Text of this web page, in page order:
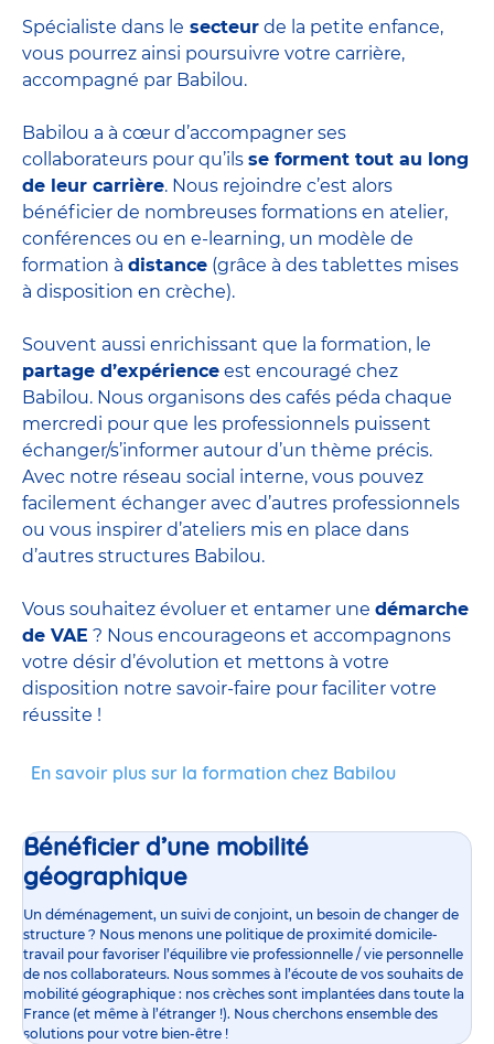
Spécialiste dans le secteur de la petite enfance,
vous pourrez ainsi poursuivre votre carrière,
accompagné par Babilou.
Babilou a à cœur d’accompagner ses
collaborateurs pour qu’ils se forment tout au long
de leur carrière. Nous rejoindre c’est alors
bénéficier de nombreuses formations en atelier,
conférences ou en e-learning, un modèle de
formation à distance (grâce à des tablettes mises
à disposition en crèche).
Souvent aussi enrichissant que la formation, le
partage d’expérience est encouragé chez
Babilou. Nous organisons des cafés péda chaque
mercredi pour que les professionnels puissent
échanger/s’informer autour d’un thème précis.
Avec notre réseau social interne, vous pouvez
facilement échanger avec d’autres professionnels
ou vous inspirer d’ateliers mis en place dans
d’autres structures Babilou.
Vous souhaitez évoluer et entamer une démarche
de VAE ? Nous encourageons et accompagnons
votre désir d’évolution et mettons à votre
disposition notre savoir-faire pour faciliter votre
réussite !
En savoir plus sur la formation chez Babilou
Bénéficier d’une mobilité
géographique
Un déménagement, un suivi de conjoint, un besoin de changer de
structure ? Nous menons une politique de proximité domicile-
travail pour favoriser l’équilibre vie professionnelle / vie personnelle
de nos collaborateurs. Nous sommes à l’écoute de vos souhaits de
mobilité géographique : nos crèches sont implantées dans toute la
France (et même à l’étranger !). Nous cherchons ensemble des
solutions pour votre bien-être !